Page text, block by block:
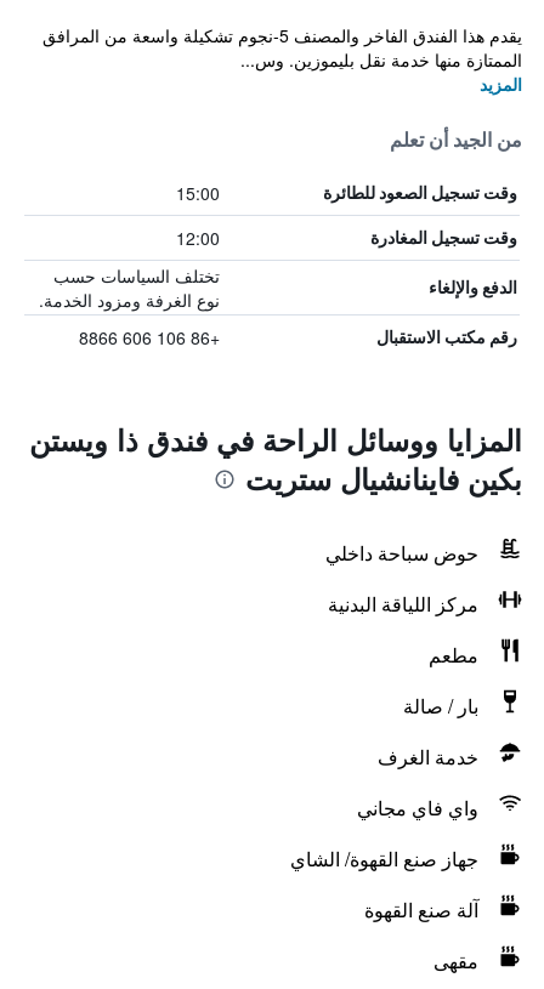
يقدم هذا الفندق الفاخر والمصنف 5-نجوم تشكيلة واسعة من المرافق
الممتازة منها خدمة نقل بليموزين. وس...
المزيد
من الجيد أن تعلم
وقت تسجيل الصعود للطائرة 15:00
وقت تسجيل المغادرة 12:00
الدفع والإلغاء
تختلف السياسات حسب
نوع الغرفة ومزود الخدمة.
رقم مكتب الاستقبال +86 106 606 8866
المزايا ووسائل الراحة في فندق ذا ويستن
بكين فاينانشيال ستريت
حوض سباحة داخلي
مركز اللياقة البدنية
مطعم
بار / صالة
خدمة الغرف
واي فاي مجاني
جهاز صنع القهوة/ الشاي
آلة صنع القهوة
مقهى